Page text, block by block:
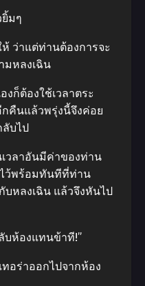
มๆ
ห้ ว่าแต่ท่านต้องการจะ
มหลงเฉิน
งก็ต้องใช้เวลาตระ
คืนแล้วพรุ่งนี้จึงค่อย
ลับไป
เวลาอันมีค่าของท่าน
ไว้พร้อมทันทีที่ท่าน
หลงเฉิน แล้วจึงหันไป
บห้องแทนข้าที!”
อร่าออกไปจากห้อง